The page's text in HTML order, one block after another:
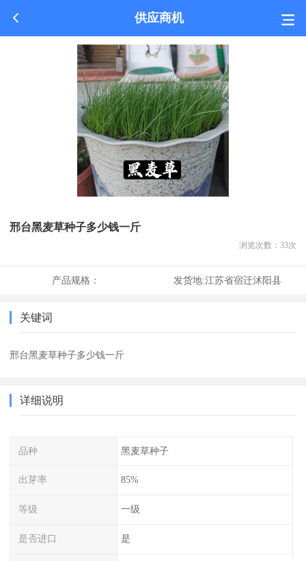
供应商机
邢台黑麦草种子多少钱一斤
浏览次数： 33次
产品规格： 发货地:江苏省宿迁沭阳县
关键词
邢台黑麦草种子多少钱一斤
详细说明
品种 黑麦草种子
出芽率 85%
等级 一级
是否进口 是